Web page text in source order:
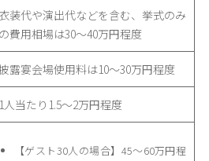
衣装代や演出代などを含む、挙式のみ
の費用相場は30〜40万円程度
露宴会場使用料は10〜30万円程度
1人当たり1.5〜2万円程度
【ゲスト30人の場合】45〜60万円程